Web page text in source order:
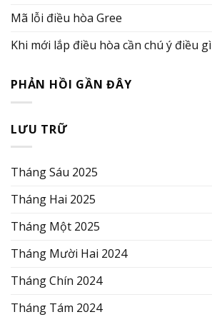
Mã lỗi điều hòa Gree
Khi mới lắp điều hòa cần chú ý điều gì
PHẢN HỒI GẦN ĐÂY
LƯU TRỮ
Tháng Sáu 2025
Tháng Hai 2025
Tháng Một 2025
Tháng Mười Hai 2024
Tháng Chín 2024
Tháng Tám 2024